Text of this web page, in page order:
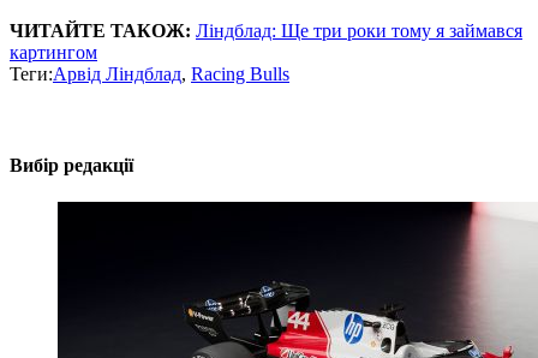
ЧИТАЙТЕ ТАКОЖ: Ліндблад: Ще три роки тому я займався
картингом
Теги:Арвід Ліндблад, Racing Bulls
Вибір редакції